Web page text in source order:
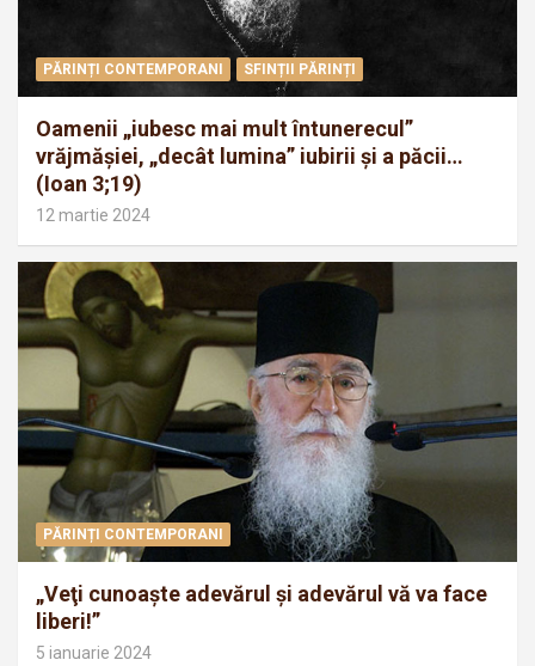
PĂRINȚI CONTEMPORANI SFINȚII PĂRINȚI
Oamenii „iubesc mai mult întunerecul”
vrăjmăşiei, „decât lumina” iubirii şi a păcii…
(Ioan 3;19)
12 martie 2024
PĂRINȚI CONTEMPORANI
„Veţi cunoaşte adevărul şi adevărul vă va face
liberi!”
5 ianuarie 2024